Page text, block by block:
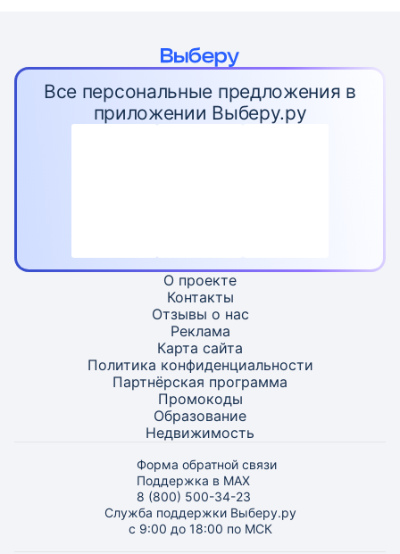
Все персональные предложения в
приложении Выберу.ру
О проекте
Контакты
Отзывы о нас
Реклама
Карта сайта
Политика конфиденциальности
Партнёрская программа
Промокоды
Образование
Недвижимость
Форма обратной связи
Поддержка в MAX
8 (800) 500-34-23
Служба поддержки Выберу.ру
с 9:00 до 18:00 по МСК